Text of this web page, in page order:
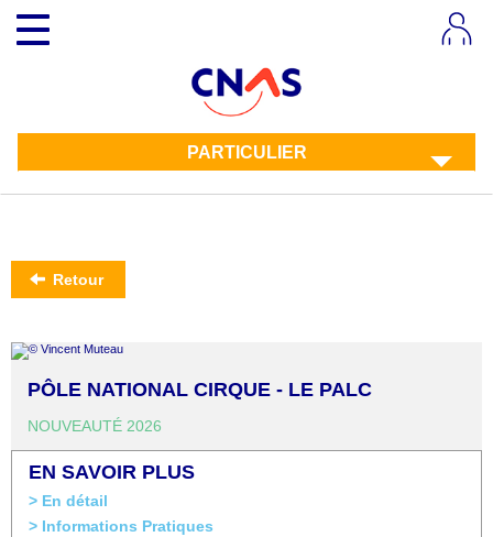
contenu
principal
Toggle
navigation
PARTICULIER
Retour
PÔLE NATIONAL CIRQUE - LE PALC
NOUVEAUTÉ 2026
EN SAVOIR PLUS
> En détail
> Informations Pratiques